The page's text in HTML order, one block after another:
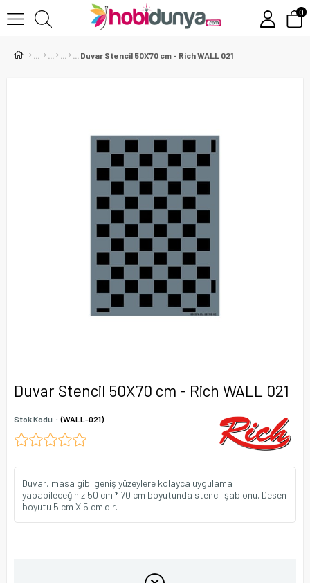
0
Duvar Stencil 50X70 cm - Rich WALL 021
Duvar Stencil 50X70 cm - Rich WALL 021
Stok Kodu (WALL-021)
Duvar, masa gibi geniş yüzeylere kolayca uygulama
yapabileceğiniz 50 cm * 70 cm boyutunda stencil şablonu. Desen
boyutu 5 cm X 5 cm'dir.